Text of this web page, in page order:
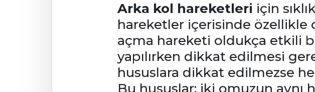
Arka kol hareketleri için
hareketler içerisinde özellikle
açma hareketi oldukça etkili
yapılırken dikkat edilmesi
hususlara dikkat edilmezse
Bu hususlar; iki omuzun aynı